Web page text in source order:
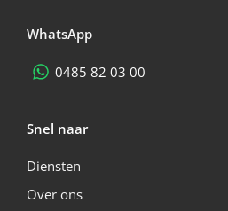
WhatsApp
0485 82 03 00
Snel naar
Diensten
Over ons